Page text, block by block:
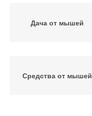
Дача от мышей
Средства от мышей